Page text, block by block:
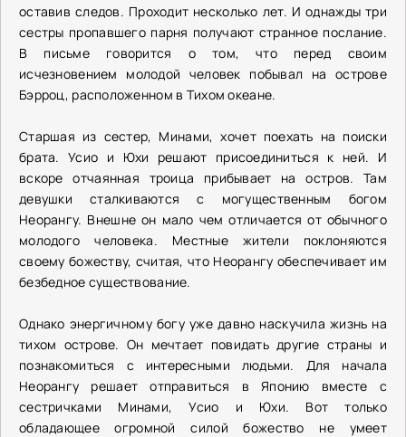
оставив следов. Проходит несколько лет. И однажды три
сестры пропавшего парня получают странное послание.
В письме говорится о том, что перед своим
исчезновением молодой человек побывал на острове
Бэрроц, расположенном в Тихом океане.
Старшая из сестер, Минами, хочет поехать на поиски
брата. Усио и Юхи решают присоединиться к ней. И
вскоре отчаянная троица прибывает на остров. Там
девушки сталкиваются с могущественным богом
Неорангу. Внешне он мало чем отличается от обычного
молодого человека. Местные жители поклоняются
своему божеству, считая, что Неорангу обеспечивает им
безбедное существование.
Однако энергичному богу уже давно наскучила жизнь на
тихом острове. Он мечтает повидать другие страны и
познакомиться с интересными людьми. Для начала
Неорангу решает отправиться в Японию вместе с
сестричками Минами, Усио и Юхи. Вот только
обладающее огромной силой божество не умеет